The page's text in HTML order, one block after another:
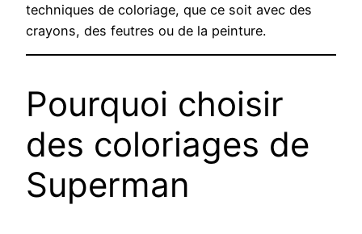
techniques de coloriage, que ce soit avec des
crayons, des feutres ou de la peinture.
Pourquoi choisir
des coloriages de
Superman